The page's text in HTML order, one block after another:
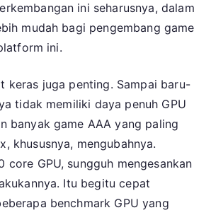
ini seharusnya, dalam
mudah bagi pengembang game
ini.
keras juga penting. Sampai baru-
tidak memiliki daya penuh GPU
banyak game AAA yang paling
khususnya, mengubahnya.
core GPU, sungguh mengesankan
Itu begitu cepat
benchmark GPU yang